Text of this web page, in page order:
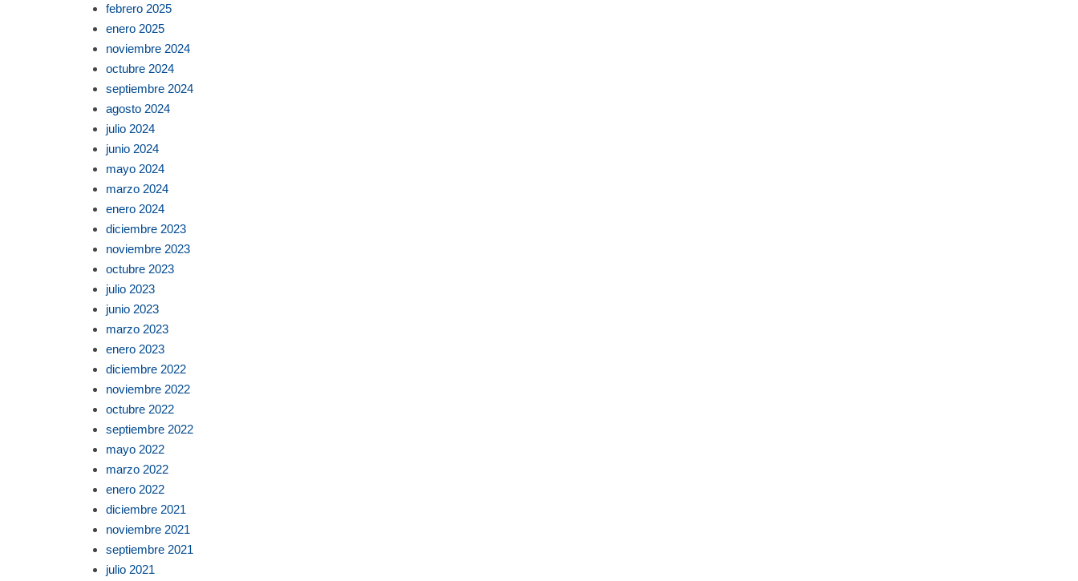
febrero 2025
enero 2025
noviembre 2024
octubre 2024
septiembre 2024
agosto 2024
julio 2024
junio 2024
mayo 2024
marzo 2024
enero 2024
diciembre 2023
noviembre 2023
octubre 2023
julio 2023
junio 2023
marzo 2023
enero 2023
diciembre 2022
noviembre 2022
octubre 2022
septiembre 2022
mayo 2022
marzo 2022
enero 2022
diciembre 2021
noviembre 2021
septiembre 2021
julio 2021